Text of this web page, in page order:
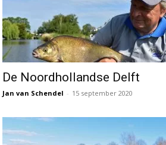
De Noordhollandse Delft
Jan van Schendel - 15 september 2020